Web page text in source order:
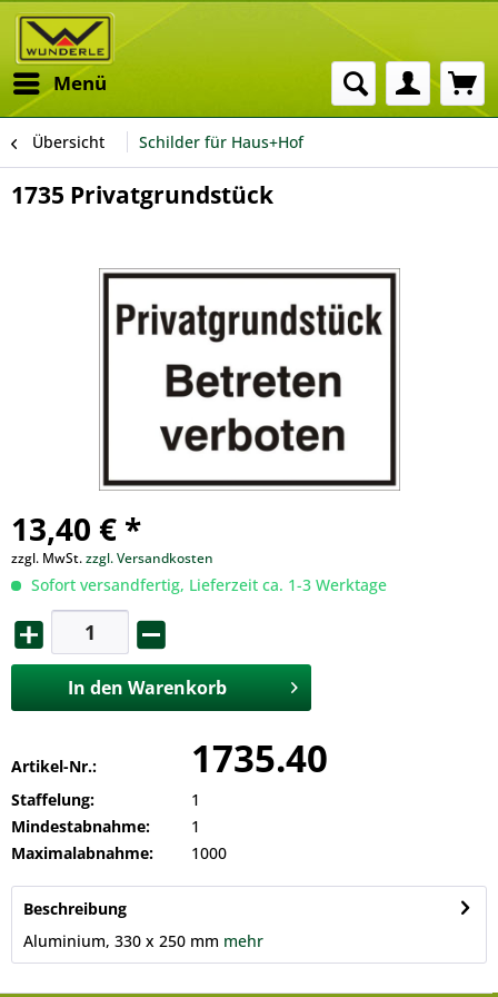
Menü
Übersicht Schilder für Haus+Hof
1735 Privatgrundstück
13,40 € *
zzgl. MwSt.zzgl. Versandkosten
Sofort versandfertig, Lieferzeit ca. 1-3 Werktage
In den Warenkorb
Artikel-Nr.: 1735.40
Staffelung:
1
Mindestabnahme:
1
Maximalabnahme:
1000
Beschreibung
Aluminium, 330 x 250 mm mehr